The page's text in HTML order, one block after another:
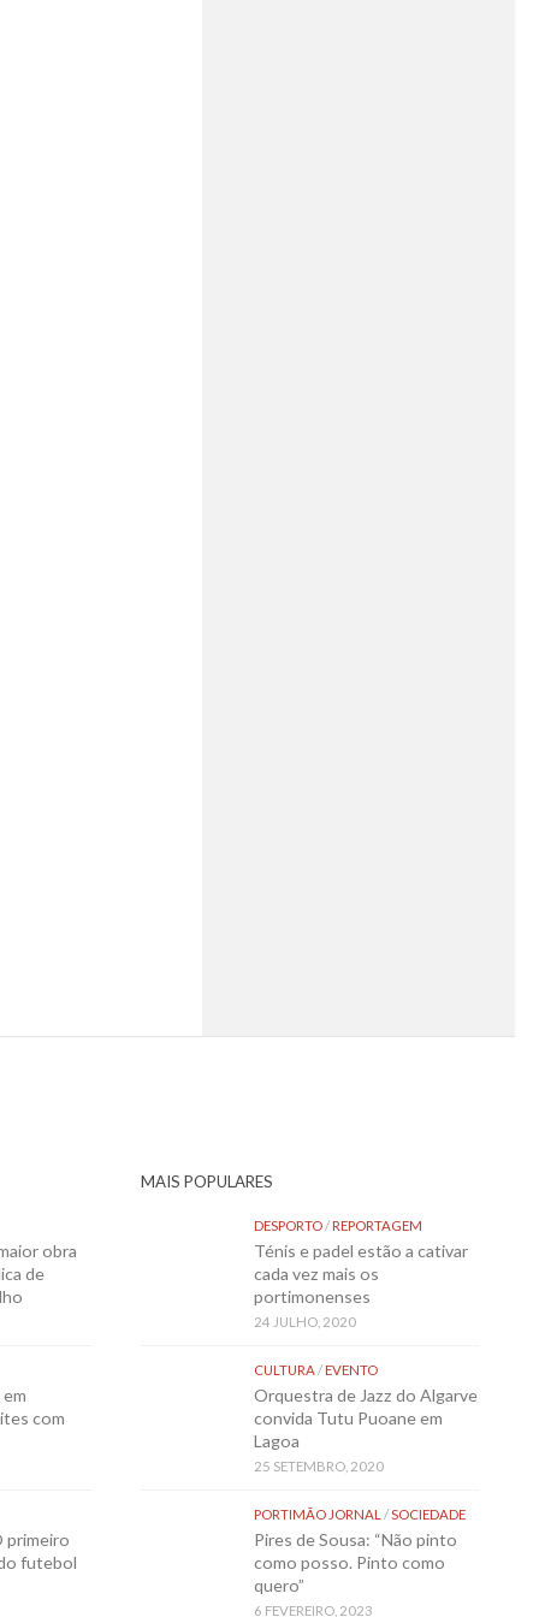
obra
de
com
primeiro
futebol
MAIS POPULARES
DESPORTO/REPORTAGEM
Ténis e padel estão a cativar
cada vez mais os
portimonenses
24 JULHO, 2020
CULTURA/EVENTO
Orquestra de Jazz do Algarve
convida Tutu Puoane em
Lagoa
25 SETEMBRO, 2020
PORTIMÃO JORNAL /SOCIEDADE
Pires de Sousa: “Não pinto
como posso. Pinto como
quero”
6 FEVEREIRO, 2023